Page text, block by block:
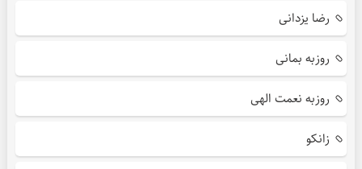
رضا یزدانی
روزبه بمانی
روزبه نعمت الهی
زانکو